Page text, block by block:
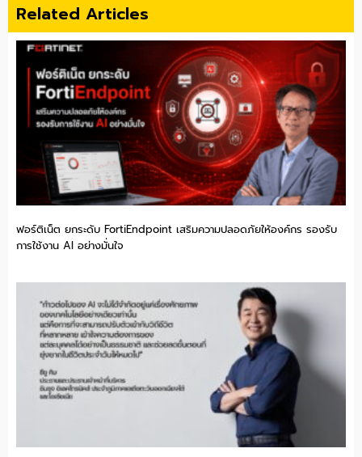
Related Articles
ฟอร์ติเน็ต ยกระดับ FortiEndpoint เสริมความปลอดภัยให้องค์กร รองรับ
การใช้งาน AI อย่างมั่นใจ